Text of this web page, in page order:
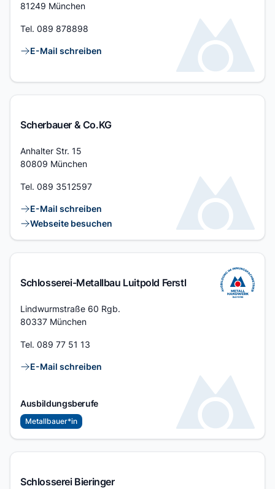
81249 München
Tel. 089 878898
Kontaktlinks
E-Mail schreiben
Scherbauer & Co.KG
Adresse
Anhalter Str. 15
80809 München
Tel. 089 3512597
Kontaktlinks
E-Mail schreiben
Webseite besuchen
Schlosserei-Metallbau Luitpold Ferstl
Adresse
Lindwurmstraße 60 Rgb.
80337 München
Tel. 089 77 51 13
Kontaktlinks
E-Mail schreiben
Ausbildungsberufe
Metallbauer*in
Schlosserei Bieringer